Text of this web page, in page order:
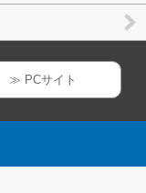
≫ PCサイト